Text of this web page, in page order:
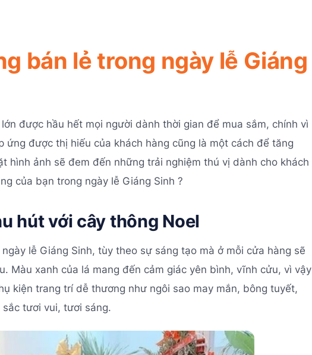
bán lẻ trong ngày lễ Giáng
được hầu hết mọi người dành thời gian để mua sắm, chính vì
ứng được thị hiếu của khách hàng cũng là một cách để tăng
hình ảnh sẽ đem đến những trải nghiệm thú vị dành cho khách
của bạn trong ngày lễ Giáng Sinh ?
hút với cây thông Noel
lễ Giáng Sinh, tùy theo sự sáng tạo mà ở mỗi cửa hàng sẽ
Màu xanh của lá mang đến cảm giác yên bình, vĩnh cửu, vì vậy
kiện trang trí dễ thương như ngôi sao may mắn, bông tuyết,
tươi vui, tươi sáng.